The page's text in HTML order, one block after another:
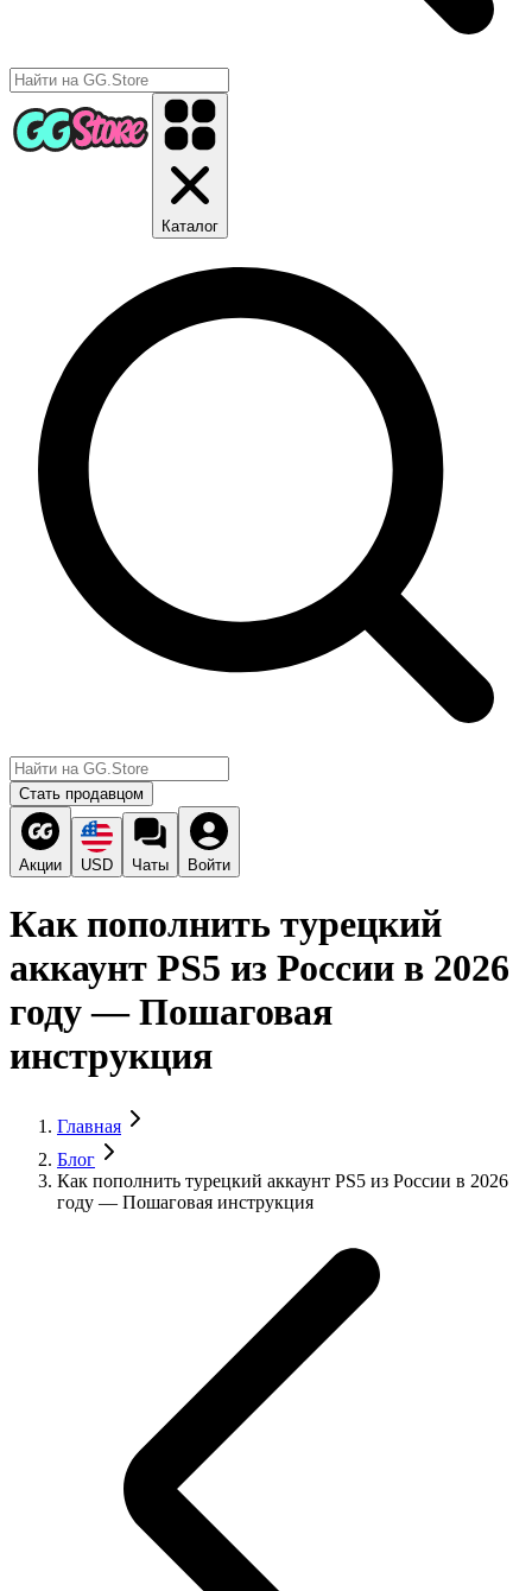
Каталог
Стать продавцом
Акции USD Чаты Войти
Как пополнить турецкий
аккаунт PS5 из России в 2026
году — Пошаговая
инструкция
Главная
Блог
Как пополнить турецкий аккаунт PS5 из России в 2026
году — Пошаговая инструкция